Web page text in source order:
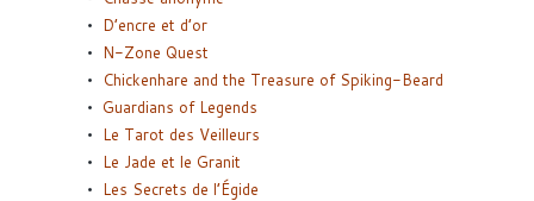
D’encre et d’or
N-Zone Quest
Chickenhare and the Treasure of Spiking-Beard
Guardians of Legends
Le Tarot des Veilleurs
Le Jade et le Granit
Les Secrets de l’Égide